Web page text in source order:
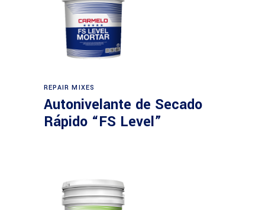
REPAIR MIXES
Autonivelante de Secado
Rápido “FS Level”